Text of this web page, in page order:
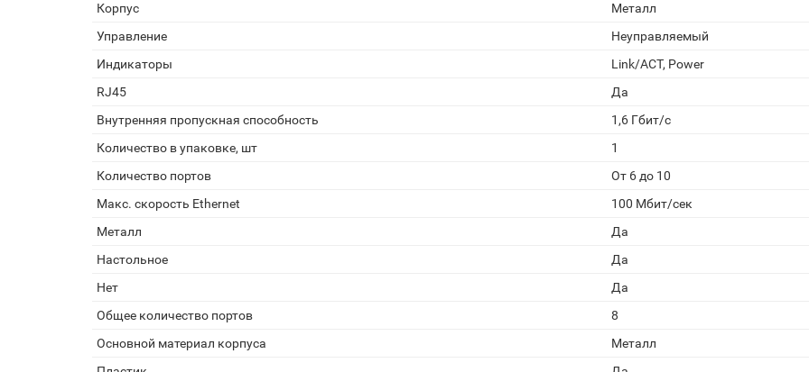
Корпус
Металл
Управление
Неуправляемый
Индикаторы
Link/ACT, Power
RJ45
Да
Внутренняя пропускная способность
1,6 Гбит/с
Количество в упаковке, шт
1
Количество портов
От 6 до 10
Макс. скорость Ethernet
100 Мбит/сек
Металл
Да
Настольное
Да
Нет
Да
Общее количество портов
8
Основной материал корпуса
Металл